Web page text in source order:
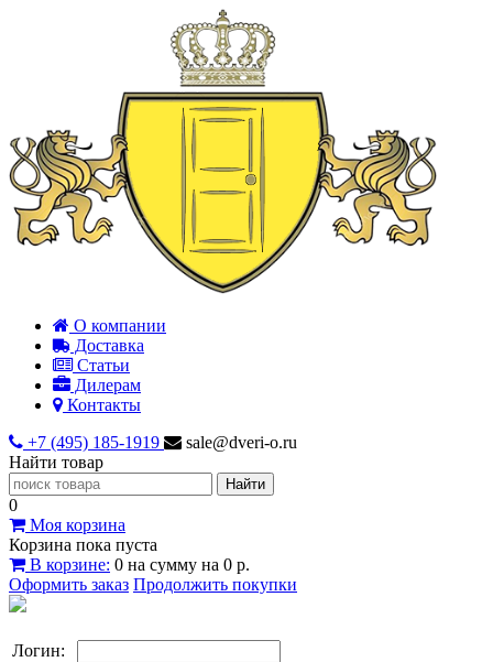
О компании
Доставка
Статьи
Дилерам
Контакты
+7 (495) 185-1919
sale@dveri-o.ru
Найти товар
0
Моя корзина
Корзина пока пуста
В корзине: 0 на сумму на 0 р.
Оформить заказ Продолжить покупки
Логин: